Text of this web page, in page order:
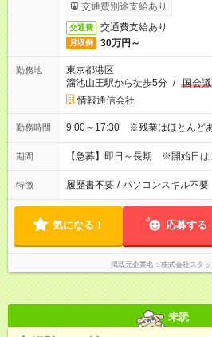
交通費別途支給あり
交通費 交通費支給あり
月収例 30万円～
勤務地
東京都港区
溜池山王駅から徒歩5分 / 国会
情報通信会社
勤務時間 9:00～17:30 ※残業はほとんど
期間 【急募】即日～長期 ※開始日は
特徴 履歴書不要 / パソコンスキル不要
気になる！ 応募する
掲載元企業名 株式会社スタ
未読